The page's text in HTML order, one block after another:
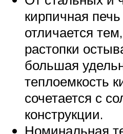
кирпичная
отличается
растопки
большая
теплоемкость
сочетается с
конструкции.
Номинальная